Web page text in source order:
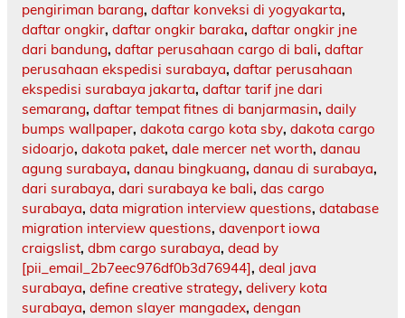
pengiriman barang, daftar konveksi di yogyakarta,
daftar ongkir, daftar ongkir baraka, daftar ongkir jne
dari bandung, daftar perusahaan cargo di bali, daftar
perusahaan ekspedisi surabaya, daftar perusahaan
ekspedisi surabaya jakarta, daftar tarif jne dari
semarang, daftar tempat fitnes di banjarmasin, daily
bumps wallpaper, dakota cargo kota sby, dakota cargo
sidoarjo, dakota paket, dale mercer net worth, danau
agung surabaya, danau bingkuang, danau di surabaya,
dari surabaya, dari surabaya ke bali, das cargo
surabaya, data migration interview questions, database
migration interview questions, davenport iowa
craigslist, dbm cargo surabaya, dead by
[pii_email_2b7eec976df0b3d76944], deal java
surabaya, define creative strategy, delivery kota
surabaya, demon slayer mangadex, dengan